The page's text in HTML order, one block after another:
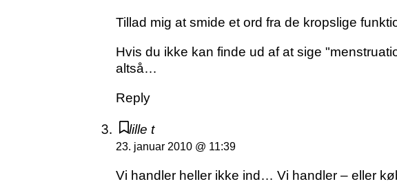
Tillad mig at smide et ord fra de kropslige
Hvis du ikke kan finde ud af at sige
altså…
Reply
lille t
23. januar 2010 @ 11:39
Vi handler heller ikke ind… Vi handler – eller